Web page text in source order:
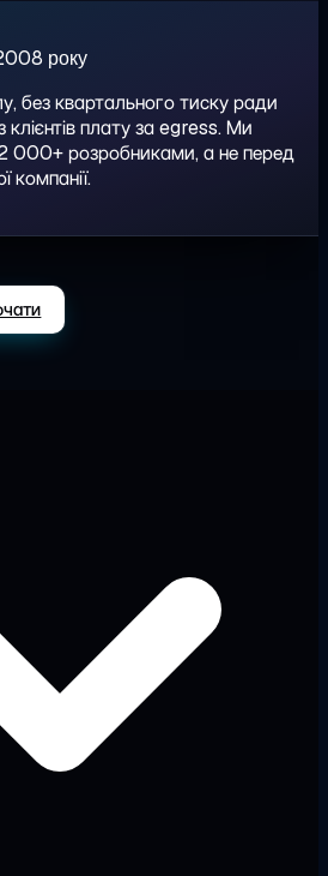
року
без квартального тиску ради
клієнтів плату за egress. Ми
000+ розробниками, а не перед
компанії.